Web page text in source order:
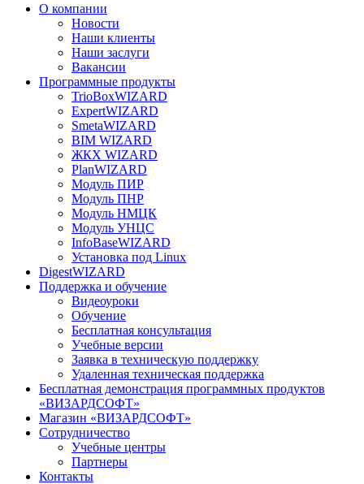
О компании
Новости
Наши клиенты
Наши заслуги
Вакансии
Программные продукты
TrioBoxWIZARD
ExpertWIZARD
SmetaWIZARD
BIM WIZARD
ЖКХ WIZARD
PlanWIZARD
Модуль ПИР
Модуль ПНР
Модуль НМЦК
Модуль УНЦС
InfoBaseWIZARD
Установка под Linux
DigestWIZARD
Поддержка и обучение
Видеоуроки
Обучение
Бесплатная консультация
Учебные версии
Заявка в техническую поддержку
Удаленная техническая поддержка
Бесплатная демонстрация программных продуктов
«ВИЗАРДСОФТ»
Магазин «ВИЗАРДСОФТ»
Сотрудничество
Учебные центры
Партнеры
Контакты